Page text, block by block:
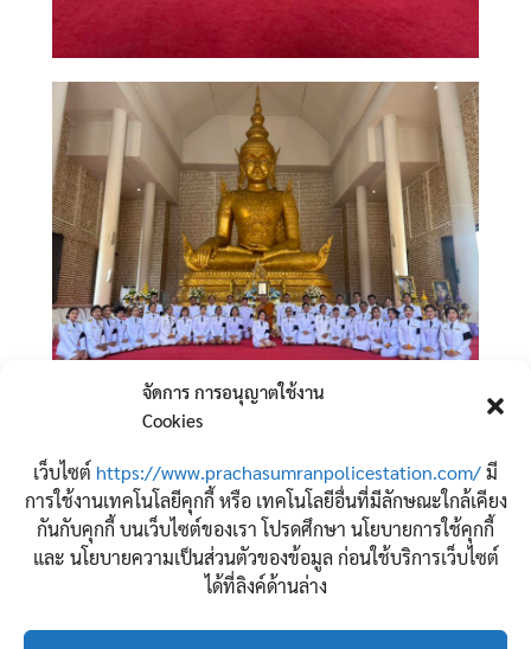
จัดการ การอนุญาตใช้งาน
Cookies
เว็บไซต์ https://www.prachasumranpolicestation.com/มี
การใช้งานเทคโนโลยีคุกกี้ หรือ เทคโนโลยีอื่นที่มีลักษณะใกล้เคียง
กันกับคุกกี้ บนเว็บไซต์ของเรา โปรดศึกษา นโยบายการใช้คุกกี้
และ นโยบายความเป็นส่วนตัวของข้อมูล ก่อนใช้บริการเว็บไซต์
ได้ที่ลิงค์ด้านล่าง
จำนวนผู้เข้าชม:53